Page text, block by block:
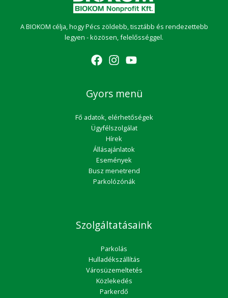
A BIOKOM célja, hogy Pécs zöldebb, tisztább és rendezettebb
legyen - közösen, felelősséggel.
Gyors menü
Fő adatok, elérhetőségek
Ügyfélszolgálat
Hírek
Állásajánlatok
Események
Busz menetrend
Parkolózónák
Szolgáltatásaink
Parkolás
Hulladékszállítás
Városüzemeltetés
Közlekedés
Parkerdő